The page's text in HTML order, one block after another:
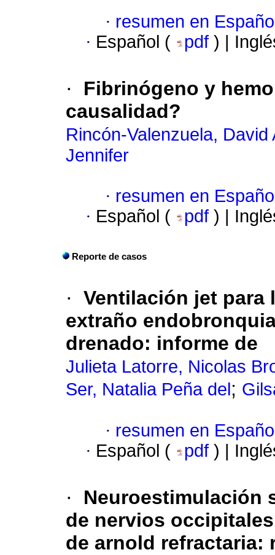
· resumen en
· Español ( pdf ) |
·
Fibrinógeno y
causalidad?
Rincón-Valenzuela, David
Jennifer
· resumen en
· Español ( pdf ) |
Reporte de casos
· Ventilación jet para
extraño
drenado: informe de
Julieta Latorre, Nicolas
Ser, Natalia Peña del ;
· resumen en
· Español ( pdf ) |
·
Neuroestimulación
de nervios
de arnold refractaria: